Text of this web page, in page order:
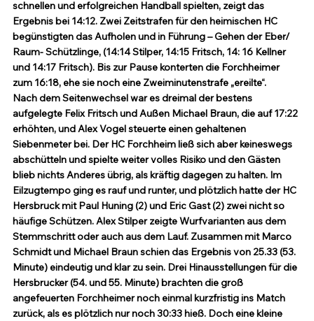
schnellen und erfolgreichen Handball spielten, zeigt das
Ergebnis bei 14:12. Zwei Zeitstrafen für den heimischen HC
begünstigten das Aufholen und in Führung – Gehen der Eber/
Raum- Schützlinge, (14:14 Stilper, 14:15 Fritsch, 14: 16 Kellner
und 14:17 Fritsch). Bis zur Pause konterten die Forchheimer
zum 16:18, ehe sie noch eine Zweiminutenstrafe „ereilte“.
Nach dem Seitenwechsel war es dreimal der bestens
aufgelegte Felix Fritsch und Außen Michael Braun, die auf 17:22
erhöhten, und Alex Vogel steuerte einen gehaltenen
Siebenmeter bei. Der HC Forchheim ließ sich aber keineswegs
abschütteln und spielte weiter volles Risiko und den Gästen
blieb nichts Anderes übrig, als kräftig dagegen zu halten. Im
Eilzugtempo ging es rauf und runter, und plötzlich hatte der HC
Hersbruck mit Paul Huning (2) und Eric Gast (2) zwei nicht so
häufige Schützen. Alex Stilper zeigte Wurfvarianten aus dem
Stemmschritt oder auch aus dem Lauf. Zusammen mit Marco
Schmidt und Michael Braun schien das Ergebnis von 25.33 (53.
Minute) eindeutig und klar zu sein. Drei Hinausstellungen für die
Hersbrucker (54. und 55. Minute) brachten die groß
angefeuerten Forchheimer noch einmal kurzfristig ins Match
zurück, als es plötzlich nur noch 30:33 hieß. Doch eine kleine